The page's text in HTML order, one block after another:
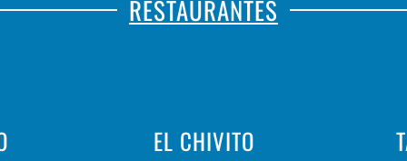
RESTAURANTES
EL CHIVITO